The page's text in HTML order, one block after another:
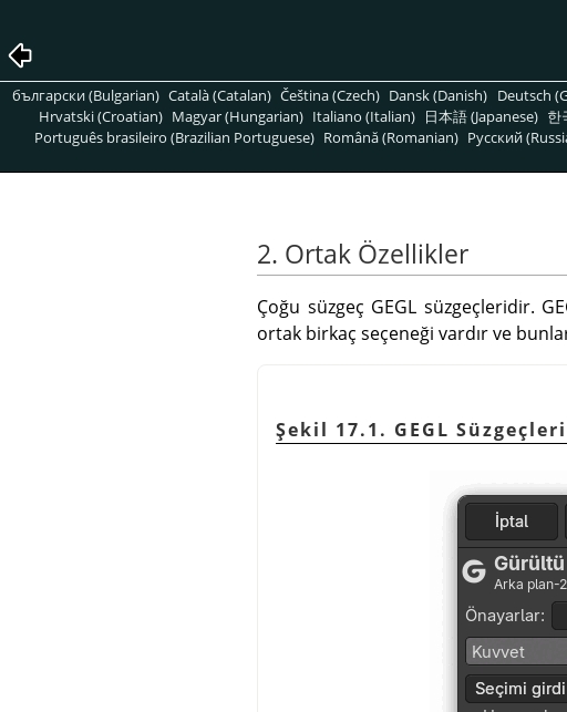
български (Bulgarian) Català (Catalan) Čeština (Czech) Dansk (Danish) Deutsch
Hrvatski (Croatian) Magyar (Hungarian) Italiano (Italian) 日本語 (Japanese) 한
Português brasileiro (Brazilian Portuguese) Română (Romanian) Pусский
2. Ortak Özellikler
Çoğu süzgeç GEGL süzgeçleridir.
ortak birkaç seçeneği vardır ve
Şekil 17.1. GEGL